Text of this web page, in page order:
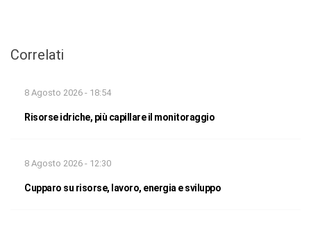
Correlati
8 Agosto 2026 - 18:54
Risorse idriche, più capillare il monitoraggio
8 Agosto 2026 - 12:30
Cupparo su risorse, lavoro, energia e sviluppo